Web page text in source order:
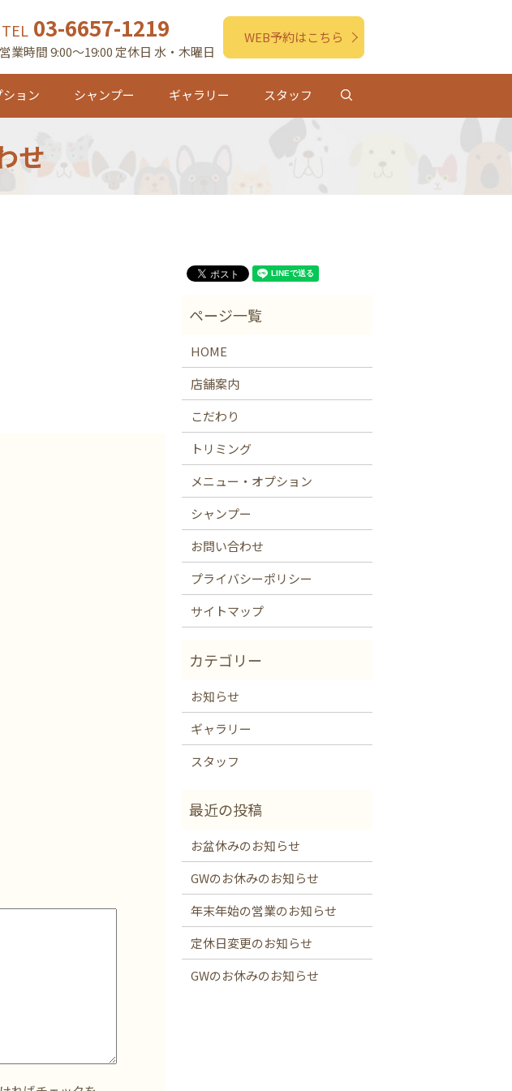
TEL03-6657-1219
営業時間 9:00～19:00 定休日 水・木曜日
WEB予約はこちら
ョン シャンプー ギャラリー スタッフ search
せ
HOME
店舗案内
こだわり
トリミング
メニュー・オプション
シャンプー
お問い合わせ
プライバシーポリシー
サイトマップ
お知らせ
ギャラリー
スタッフ
お盆休みのお知らせ
GWのお休みのお知らせ
年末年始の営業のお知らせ
定休日変更のお知らせ
GWのお休みのお知らせ